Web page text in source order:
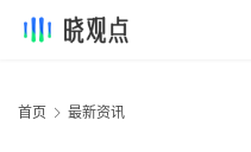
首页 最新资讯